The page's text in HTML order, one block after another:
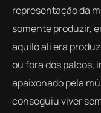
representação da
somente produzir,
aquilo ali era
ou fora dos palcos,
apaixonado pela
conseguiu viver